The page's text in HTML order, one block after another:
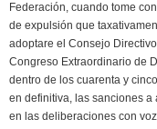
Federación, cuando tome
de expulsión que
adoptare el Consejo
Congreso Extraordinario de
dentro de los cuarenta y
en definitiva, las sanciones a
en las deliberaciones con